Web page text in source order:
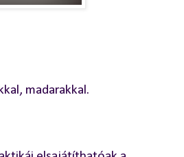
madarakkal.